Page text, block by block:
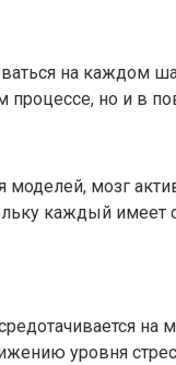
на каждом
процессе, но и в
мозг
каждый
на
уровня